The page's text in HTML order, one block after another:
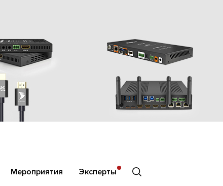
Мероприятия Эксперты